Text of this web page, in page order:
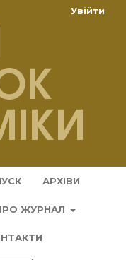
АРХІВИ
ЖУРНАЛ
Увійти